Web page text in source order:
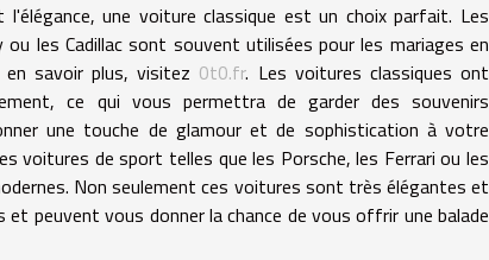
une voiture classique est un choix parfait. Les
les Cadillac sont souvent utilisées pour les mariages en
savoir plus, visitez 0t0.fr. Les voitures classiques ont
ce qui vous permettra de garder des souvenirs
une touche de glamour et de sophistication à votre
voitures de sport telles que les Porsche, les Ferrari ou les
Non seulement ces voitures sont très élégantes et
peuvent vous donner la chance de vous offrir une balade